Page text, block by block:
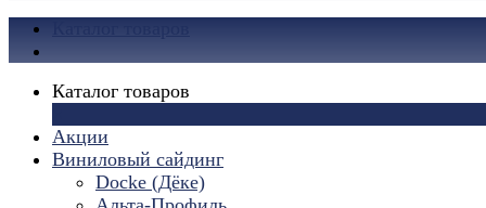
Каталог товаров
Акции
Виниловый сайдинг
Docke (Дёке)